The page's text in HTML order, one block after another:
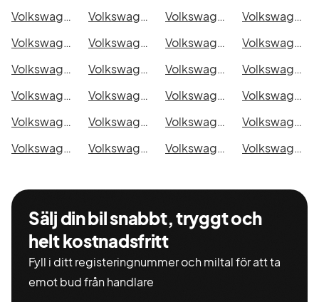
Volkswagen i Kristianstad
Volkswagen i Sundsvall Volkswagen i Umeå
Volkswagen i Varberg
Volkswagen i Borås
Volkswagen i Falkenberg Volkswagen i Gävle
Volkswagen i Luleå
Volkswagen i Lund
Volkswagen i Mönsterås Volkswagen i Uddevalla
Volkswagen i Västervik
Volkswagen i Ystad
Volkswagen i Östersund Volkswagen i Borlänge
Volkswagen i Kiruna
Volkswagen i Nyköping
Volkswagen i Oskarshamn Volkswagen i Sigtuna
Volkswagen i Skellefteå
Volkswagen i Skövde
Volkswagen i Trollhättan Volkswagen i Alingsås Volkswagen i Båstad
Sälj din bil snabbt, tryggt och
helt kostnadsfritt
Fyll i ditt registeringnummer och miltal för att ta
emot bud från handlare